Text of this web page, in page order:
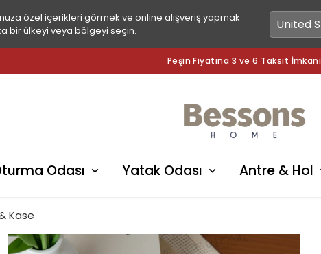
özel içerikleri görmek ve online alışveriş yapmak
bir ülkeyi veya bölgeyi seçin.
Peşin Fiyatına 3 ve 6 Taksit İmkanı
Odası Yatak Odası Antre & Hol
Kase